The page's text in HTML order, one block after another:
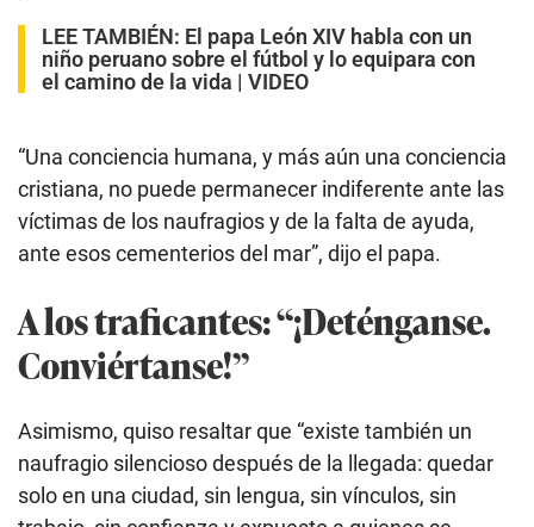
LEE TAMBIÉN: El papa León XIV habla con un
niño peruano sobre el fútbol y lo equipara con
el camino de la vida | VIDEO
“Una conciencia humana, y más aún una conciencia
cristiana, no puede permanecer indiferente ante las
víctimas de los naufragios y de la falta de ayuda,
ante esos cementerios del mar”, dijo el papa.
A los traficantes: “¡Deténganse.
Conviértanse!”
Asimismo, quiso resaltar que “existe también un
naufragio silencioso después de la llegada: quedar
solo en una ciudad, sin lengua, sin vínculos, sin